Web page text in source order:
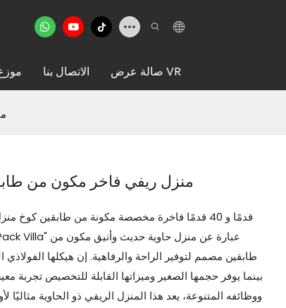
الاتصال بنا صالة عرض VR
منزل ريفي فاخر مكون من
طابقين مصمم لتوفير الراحة والرفاهية. إن هيكلها
بينما يوفر حجمها الصغير وميزاتها القابلة للتخصيص تجربة
ووظائفه المتنوعة، يعد هذا المنزل الريفي ذو الحاوية